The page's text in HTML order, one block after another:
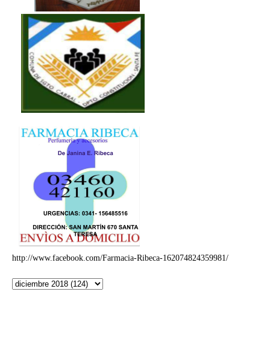
http://www.facebook.com/Farmacia-Ribeca-162074824359981/